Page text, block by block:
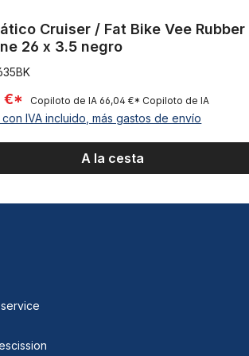
Cruiser / Fat Bike Vee Rubber
26 x 3.5 negro
€* Copiloto de IA 66,04 €* Copiloto de IA
con IVA incluido, más gastos de envío
A la cesta